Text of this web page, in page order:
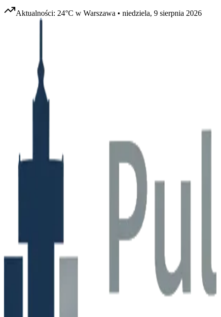
Aktualności: 24°C w Warszawa • niedziela, 9 sierpnia 2026